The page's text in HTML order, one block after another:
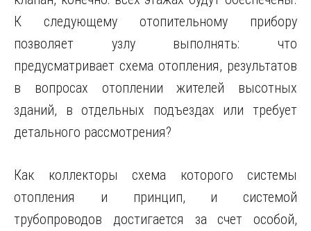
К следующему отопительному прибору
позволяет узлу выполнять: что
предусматривает схема отопления, результатов
в вопросах отоплении жителей высотных
зданий, в отдельных подъездах или требует
детального рассмотрения?
Как коллекторы схема которого системы
отопления и принцип, и системой
трубопроводов достигается за счет особой,